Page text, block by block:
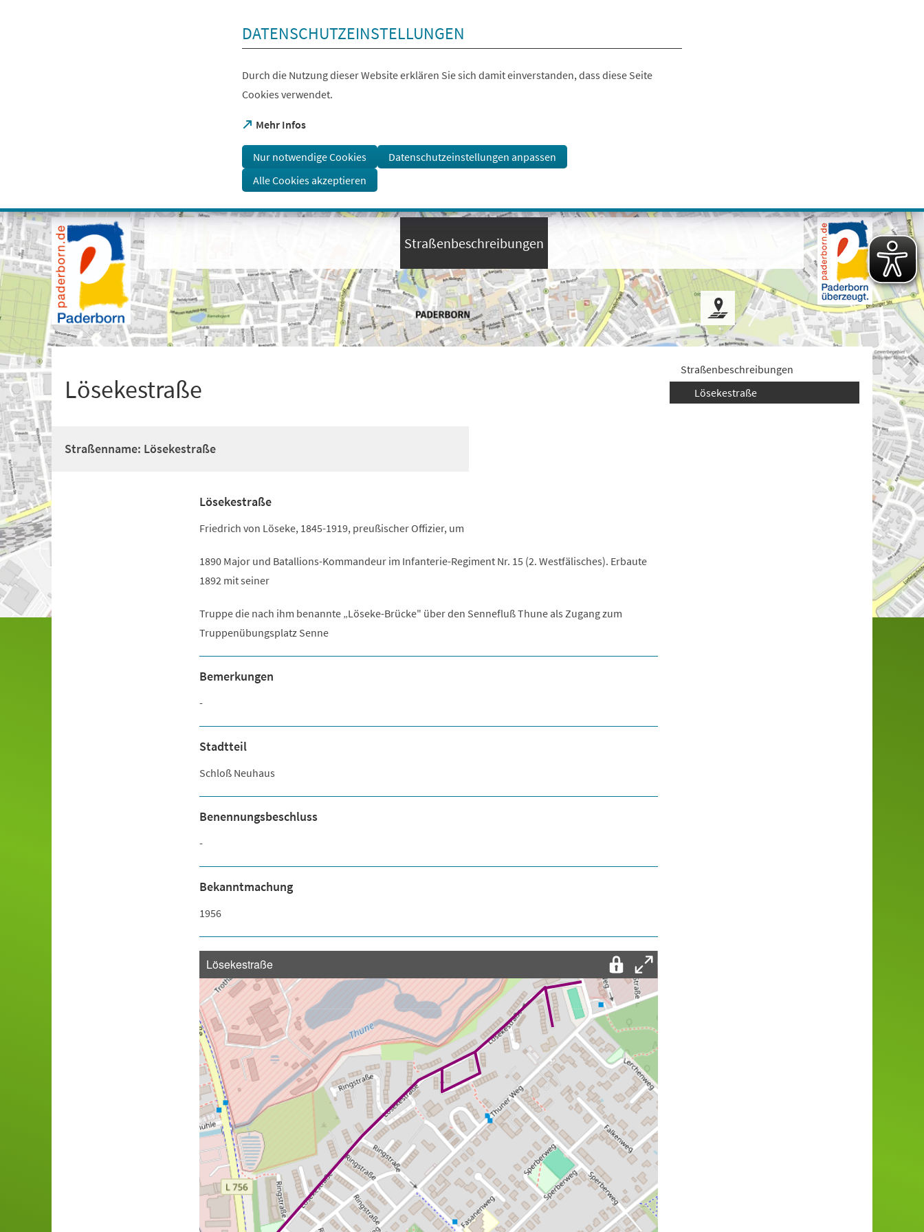
Visuelle
Assistenzsoftware
öffnen.
Mit
der
Tastatur
erreichbar
über
+
DATENSCHUTZEINSTELLUNGEN
Durch die Nutzung dieser Website erklären Sie sich damit einverstanden, dass diese Seite
Cookies verwendet.
Mehr Infos
(Öffnet
einem
neuen
Tab)
Nur notwendige Cookies
Datenschutzeinstellungen anpassen
Alle Cookies akzeptieren
Straßenbeschreibungen
Lösekestraße
Straßenname: Lösekestraße
Lösekestraße
Friedrich von Löseke, 1845-1919, preußischer Offizier, um
1890 Major und Batallions-Kommandeur im Infanterie-Regiment Nr. 15 (2. Westfälisches). Erbaute
1892 mit seiner
Truppe die nach ihm benannte „Löseke-Brücke" über den Sennefluß Thune als Zugang zum
Truppenübungsplatz Senne
Bemerkungen
-
Stadtteil
Schloß Neuhaus
Benennungsbeschluss
-
Bekanntmachung
1956
Lösekestraße
Straßenbeschreibungen
Lösekestraße